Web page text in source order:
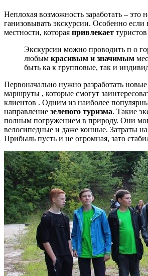
Неплохая возможность заработать – это
ганизовывать экскурсии. Особенно если
местности, которая привлекает туристов
Экскурсии можно проводить п о
любым красивым и значимым
быть ка к групповые, так и
Первоначально нужно разработать
маршруты , которые смогут
клиентов . Одним из наиболее
направление зеленого туризма. Такие
полным погружением в природу. Они
велосипедные и даже конные. Затраты
Прибыль пусть и не огромная, зато